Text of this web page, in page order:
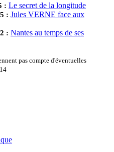
: Le secret de la longitude
: Jules VERNE face aux
: Nantes au temps de ses
pas compte d'éventuelles